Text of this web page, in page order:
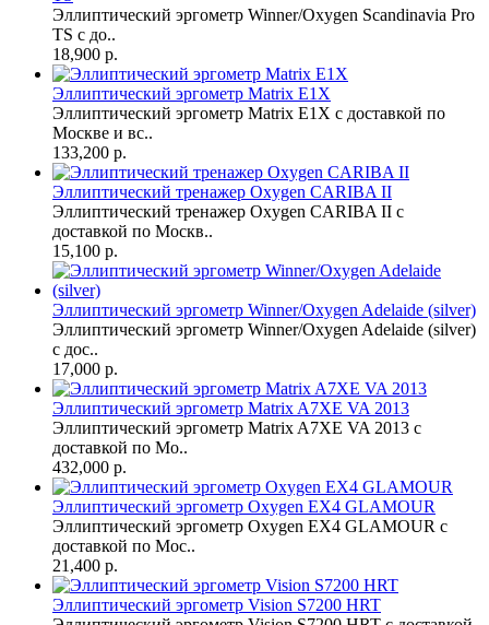
Эллиптический эргометр Winner/Oxygen Scandinavia Pro
TS с до..
18,900 р.
Эллиптический эргометр Matrix E1X
Эллиптический эргометр Matrix E1X с доставкой по
Москве и вс..
133,200 р.
Эллиптический тренажер Oxygen CARIBA II
Эллиптический тренажер Oxygen CARIBA II с
доставкой по Москв..
15,100 р.
Эллиптический эргометр Winner/Oxygen Adelaide (silver)
Эллиптический эргометр Winner/Oxygen Adelaide (silver)
с дос..
17,000 р.
Эллиптический эргометр Matrix A7XE VA 2013
Эллиптический эргометр Matrix A7XE VA 2013 с
доставкой по Мо..
432,000 р.
Эллиптический эргометр Oxygen EX4 GLAMOUR
Эллиптический эргометр Oxygen EX4 GLAMOUR с
доставкой по Мос..
21,400 р.
Эллиптический эргометр Vision S7200 HRT